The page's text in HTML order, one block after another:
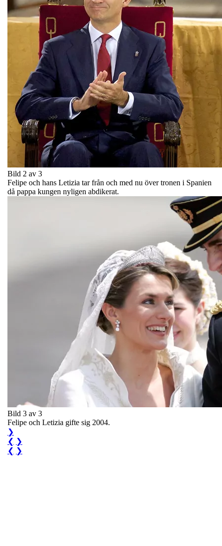
Bild 2 av 3
Felipe och hans Letizia tar från och med nu över tronen i Spanien
då pappa kungen nyligen abdikerat.
Bild 3 av 3
Felipe och Letizia gifte sig 2004.
❯
❮ ❯
❮ ❯